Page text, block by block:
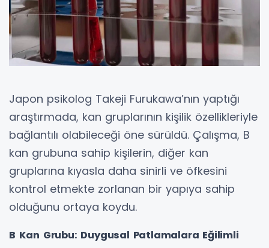
Japon psikolog Takeji Furukawa’nın yaptığı
araştırmada, kan gruplarının kişilik özellikleriyle
bağlantılı olabileceği öne sürüldü. Çalışma, B
kan grubuna sahip kişilerin, diğer kan
gruplarına kıyasla daha sinirli ve öfkesini
kontrol etmekte zorlanan bir yapıya sahip
olduğunu ortaya koydu.
B Kan Grubu: Duygusal Patlamalara Eğilimli